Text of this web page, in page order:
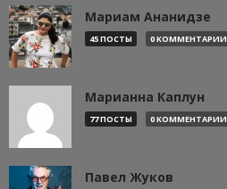
Мариам Ананидзе
45 ПОСТЫ 0 КОММЕНТАРИИ
Марианна Каплун
77 ПОСТЫ 0 КОММЕНТАРИИ
Павел Жуков